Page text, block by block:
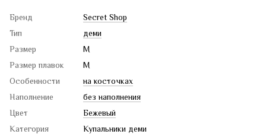
Бренд
Secret Shop
Тип
деми
Размер
M
Размер плавок
M
Особенности
на косточках
Наполнение
без наполнения
Цвет
Бежевый
Категория
Купальники деми